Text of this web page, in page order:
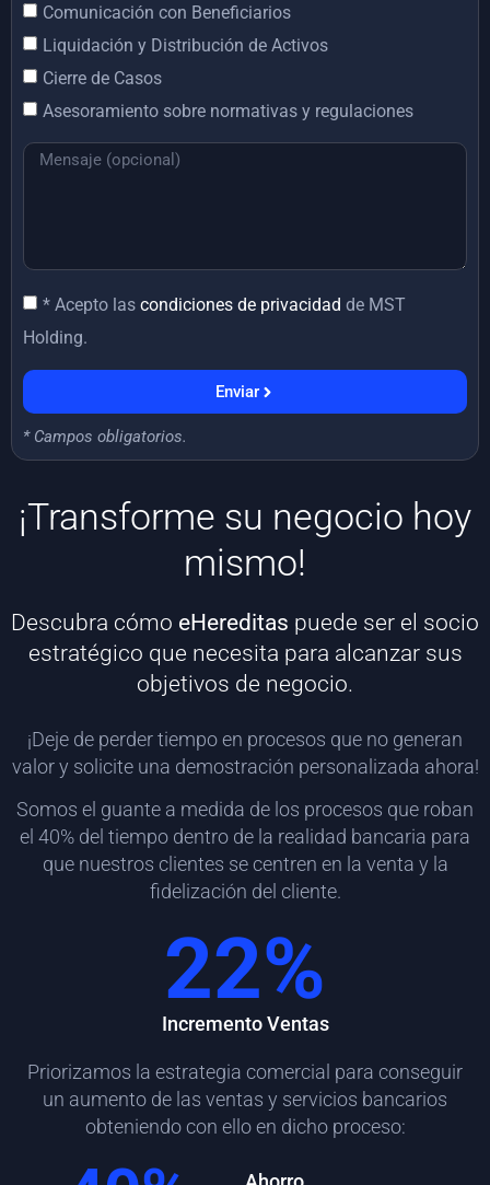
¡Transforme su negocio hoy
mismo!
Descubra cómo eHereditas puede ser el socio
estratégico que necesita para alcanzar sus
objetivos de negocio.
¡Deje de perder tiempo en procesos que no generan
valor y solicite una demostración personalizada ahora!
Somos el guante a medida de los procesos que roban
el 40% del tiempo dentro de la realidad bancaria para
que nuestros clientes se centren en la venta y la
fidelización del cliente.
Incremento Ventas
22%
Priorizamos la estrategia comercial para conseguir
un aumento de las ventas y servicios bancarios
obteniendo con ello en dicho proceso:
Comunicación con Beneficiarios
Liquidación y Distribución de Activos
Cierre de Casos
Asesoramiento sobre normativas y regulaciones
* Acepto las condiciones de privacidad de MST
Holding.
Enviar
* Campos obligatorios.